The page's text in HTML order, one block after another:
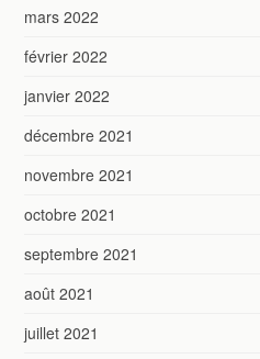
mars 2022
février 2022
janvier 2022
décembre 2021
novembre 2021
octobre 2021
septembre 2021
août 2021
juillet 2021